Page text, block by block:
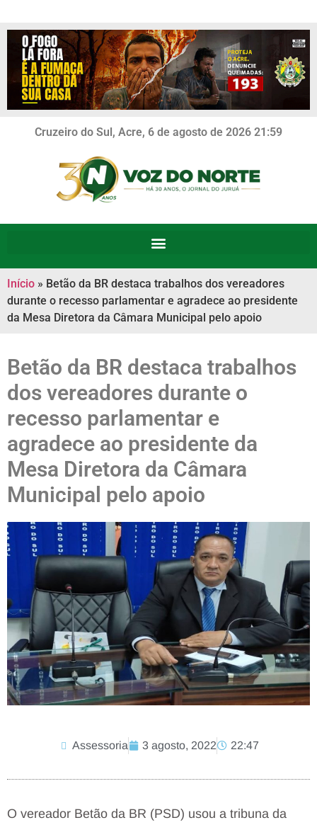
Cruzeiro do Sul, Acre, 6 de agosto de 2026 21:59
Início » Betão da BR destaca trabalhos dos vereadores
durante o recesso parlamentar e agradece ao presidente
da Mesa Diretora da Câmara Municipal pelo apoio
Betão da BR destaca trabalhos
dos vereadores durante o
recesso parlamentar e
agradece ao presidente da
Mesa Diretora da Câmara
Municipal pelo apoio
Assessoria 3 agosto, 2022 22:47
O vereador Betão da BR (PSD) usou a tribuna da